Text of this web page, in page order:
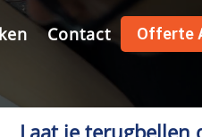
Contact Offerte
Laat je terugbellen